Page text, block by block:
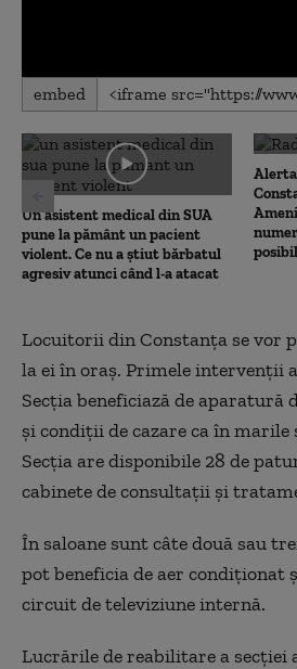
0
seconds
0
seconds
embed
Un asistent medical din SUA
pune la pământ un pacient
violent. Ce nu a știut bărbatul
agresiv atunci când l-a atacat
Locuitorii din Constanța se vor
la ei în oraș. Primele intervenții
Secția beneficiază de aparatură
și condiţii de cazare ca în marile
Secţia are disponibile 28 de
cabinete de consultaţii și
În saloane sunt câte două sau
pot beneficia de aer condiţionat
circuit de televiziune internă.
Lucrările de reabilitare a secției